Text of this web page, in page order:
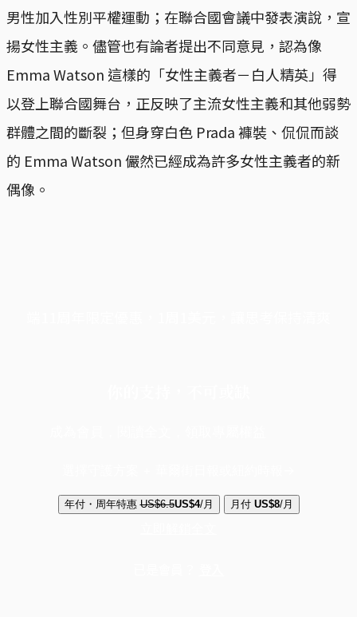
男性加入性別平權運動；在聯合國會議中發表演說，宣
揚女性主義。儘管也有論者提出不同意見，認為像
Emma Watson 這樣的「女性主義者－白人精英」得
以登上聯合國舞台，正反映了主流女性主義和其他弱勢
群體之間的斷裂；但身穿白色 Prada 褲裝、侃侃而談
的 Emma Watson 儼然已經成為許多女性主義者的新
偶像。
年付・周年特惠 US$6.5US$4/月 月付 US$8/月